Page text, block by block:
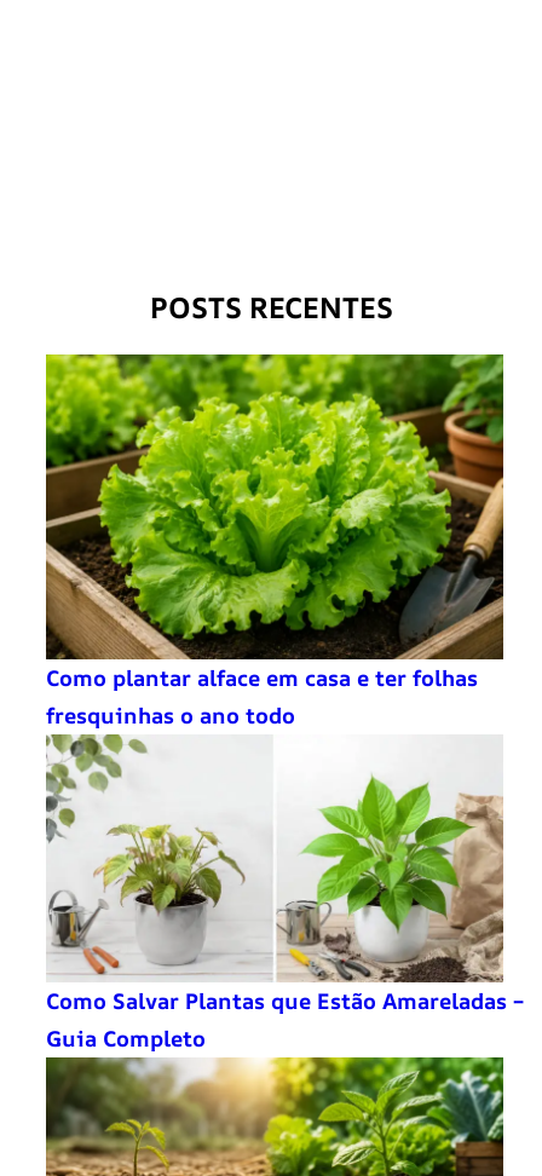
POSTS RECENTES
Como plantar alface em casa e ter folhas
fresquinhas o ano todo
Como Salvar Plantas que Estão Amareladas –
Guia Completo